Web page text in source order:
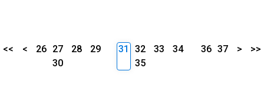
<< < 26 27 28
29
30
31 32 33
34
35
36 37 > >>